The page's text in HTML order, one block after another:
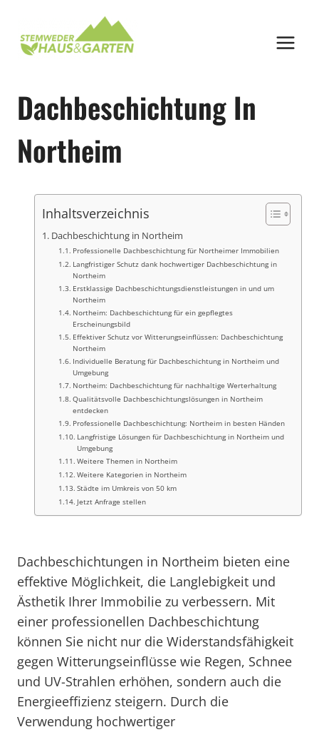
springen
Dachbeschichtung In
Northeim
Inhaltsverzeichnis
Dachbeschichtung in Northeim
Professionelle Dachbeschichtung für Northeimer Immobilien
Langfristiger Schutz dank hochwertiger Dachbeschichtung in
Northeim
Erstklassige Dachbeschichtungsdienstleistungen in und um
Northeim
Northeim: Dachbeschichtung für ein gepflegtes
Erscheinungsbild
Effektiver Schutz vor Witterungseinflüssen: Dachbeschichtung
Northeim
Individuelle Beratung für Dachbeschichtung in Northeim und
Umgebung
Northeim: Dachbeschichtung für nachhaltige Werterhaltung
Qualitätsvolle Dachbeschichtungslösungen in Northeim
entdecken
Professionelle Dachbeschichtung: Northeim in besten Händen
Langfristige Lösungen für Dachbeschichtung in Northeim und
Umgebung
Weitere Themen in Northeim
Weitere Kategorien in Northeim
Städte im Umkreis von 50 km
Jetzt Anfrage stellen
Dachbeschichtungen in Northeim bieten eine
effektive Möglichkeit, die Langlebigkeit und
Ästhetik Ihrer Immobilie zu verbessern. Mit
einer professionellen Dachbeschichtung
können Sie nicht nur die Widerstandsfähigkeit
gegen Witterungseinflüsse wie Regen, Schnee
und UV-Strahlen erhöhen, sondern auch die
Energieeffizienz steigern. Durch die
Verwendung hochwertiger